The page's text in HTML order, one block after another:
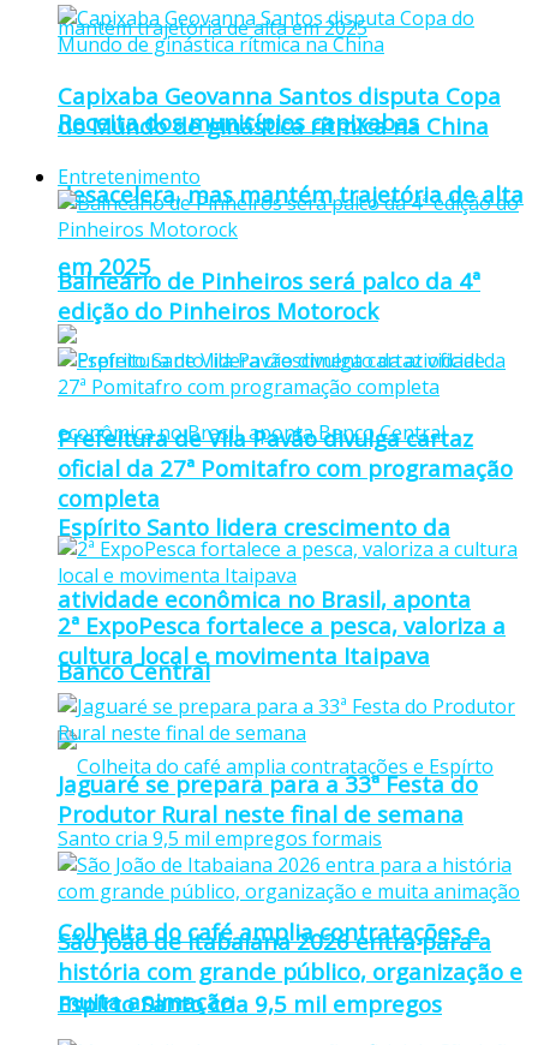
Receita dos municípios capixabas
desacelera, mas mantém trajetória de alta
em 2025
Espírito Santo lidera crescimento da
atividade econômica no Brasil, aponta
Banco Central
Colheita do café amplia contratações e
Espírto Santo cria 9,5 mil empregos
Capixaba Geovanna Santos disputa Copa
do Mundo de ginástica rítmica na China
Entretenimento
Balneário de Pinheiros será palco da 4ª
edição do Pinheiros Motorock
Prefeitura de Vila Pavão divulga cartaz
oficial da 27ª Pomitafro com programação
completa
2ª ExpoPesca fortalece a pesca, valoriza a
cultura local e movimenta Itaipava
Jaguaré se prepara para a 33ª Festa do
Produtor Rural neste final de semana
São João de Itabaiana 2026 entra para a
história com grande público, organização e
muita animação